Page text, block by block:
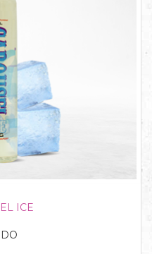
ICE